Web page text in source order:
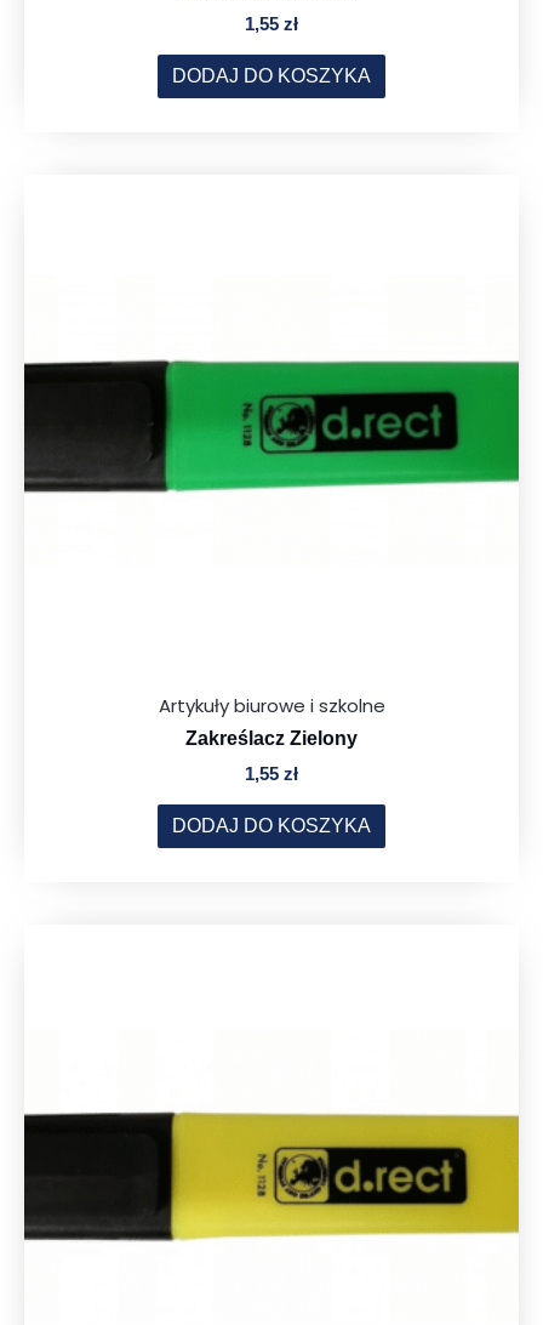
1,55 zł
DODAJ DO KOSZYKA
Artykuły biurowe i szkolne
Zakreślacz Zielony
1,55 zł
DODAJ DO KOSZYKA